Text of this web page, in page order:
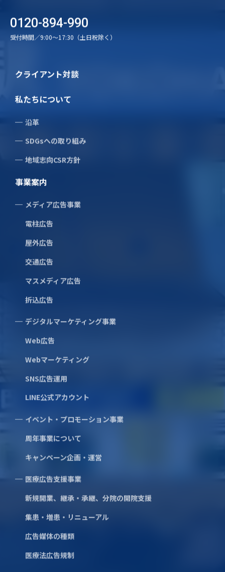
0120-894-990
受付時間／9:00〜17:30（土日祝除く）
クライアント対談
私たちについて
沿革
SDGsへの取り組み
地域志向CSR方針
事業案内
メディア広告事業
電柱広告
屋外広告
交通広告
マスメディア広告
折込広告
デジタルマーケティング事業
Web広告
Webマーケティング
SNS広告運用
LINE公式アカウント
イベント・プロモーション事業
周年事業について
キャンペーン企画・運営
医療広告支援事業
新規開業、継承・承継、分院の開院支援
集患・増患・リニューアル
広告媒体の種類
医療法広告規制
（本広告について、乗務員及びバス営業所へのお
問い合わせはご遠慮ください）
類似実績